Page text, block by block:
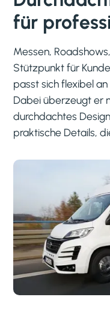
für
Messen,
Stützpunkt für
passt sich flexibel
Dabei überzeugt er
durchdachtes
praktische Details,